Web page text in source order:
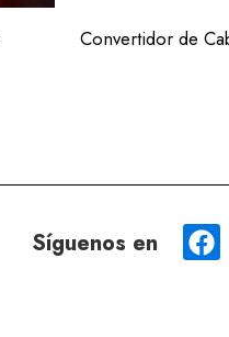
Convertidor de
Síguenos en